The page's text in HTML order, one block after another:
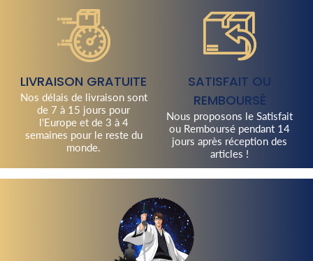
LIVRAISON GRATUITE
Nos délais de livraison sont
de 7 à 15 jours pour
l'Europe et de 3 à 4
semaines pour le reste du
monde.
SATISFAIT OU
REMBOURSÉ
Nous proposons le Satisfait
ou Remboursé pendant 14
jours après réception des
articles !